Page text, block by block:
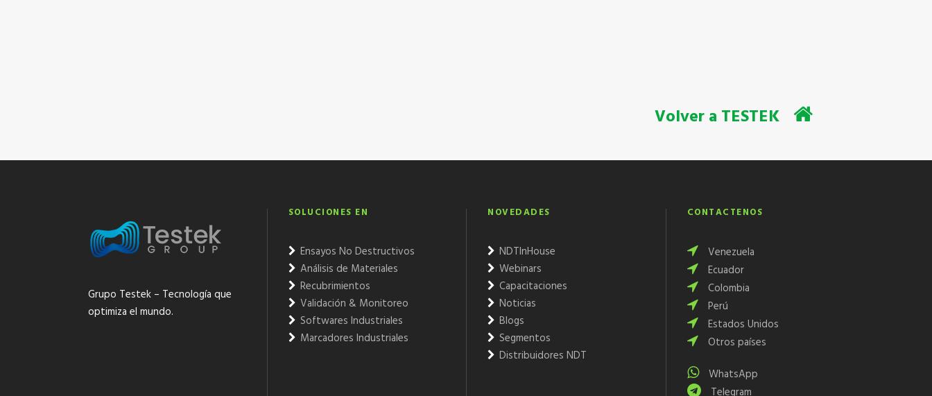
Volver a TESTEK
Grupo Testek – Tecnología que
optimiza el mundo.
SOLUCIONES EN
Ensayos No Destructivos
Análisis de Materiales
Recubrimientos
Validación & Monitoreo
Softwares Industriales
Marcadores Industriales
NOVEDADES
NDTInHouse
Webinars
Capacitaciones
Noticias
Blogs
Segmentos
Distribuidores NDT
CONTÁCTENOS
Venezuela
Ecuador
Colombia
Perú
Estados Unidos
Otros países
WhatsApp
Telegram